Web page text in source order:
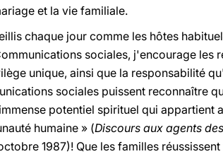
et la vie familiale.
chaque jour comme les hôtes
sociales, j'encourage les
unique, ainsi que la responsabilité
sociales puissent reconnaître
potentiel spirituel qui appartient
humaine » (Discours aux agents
1987)! Que les familles